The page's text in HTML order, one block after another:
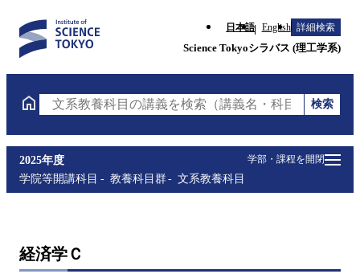
日本語 English 詳細検索
Science Tokyoシラバス (理工学系)
文系教養科目の講義を検索（講義名・科目コード・担
検索
学部・課程を開閉
2025年度
学院等開講科目
教養科目群 文系教養科目
経済学Ｃ